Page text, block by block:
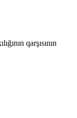
qarşısının